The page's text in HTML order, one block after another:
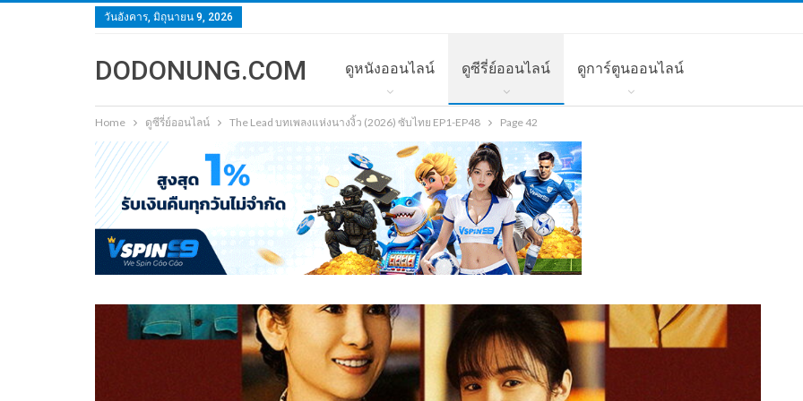
วันอังคาร, มิถุนายน 9, 2026
DODONUNG.COM ดูหนังออนไลน์ ดูซีรี่ย์ออนไลน์ ดูการ์ตูนออนไลน์
Home ดูซีรี่ย์ออนไลน์ The Lead บทเพลงแห่งนางงิ้ว (2026) ซับไทย EP1-EP48 Page 42